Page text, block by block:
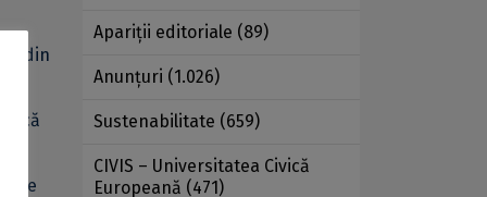
din
Apariţii editoriale (89)
Anunţuri (1.026)
Sustenabilitate (659)
CIVIS – Universitatea Civică
Europeană (471)